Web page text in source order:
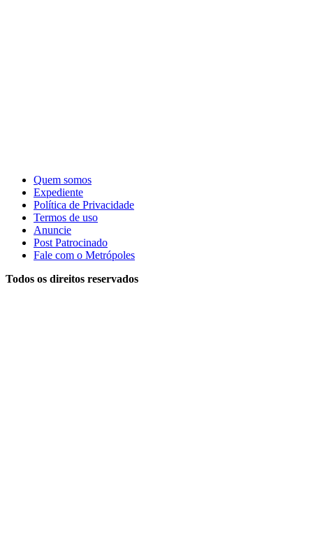
Quem somos
Expediente
Política de Privacidade
Termos de uso
Anuncie
Post Patrocinado
Fale com o Metrópoles
Todos os direitos reservados